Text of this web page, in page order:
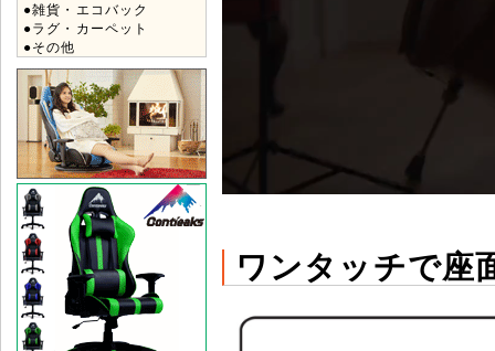
●雑貨・エコバック
●ラグ・カーペット
●その他
ワンタッチで座